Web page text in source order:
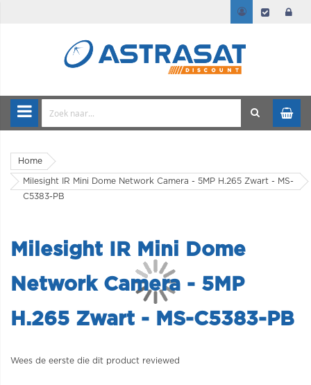
Home
Milesight IR Mini Dome Network Camera - 5MP H.265 Zwart - MS-
C5383-PB
Milesight IR Mini Dome
Network Camera - 5MP
H.265 Zwart - MS-C5383-PB
Wees de eerste die dit product reviewed